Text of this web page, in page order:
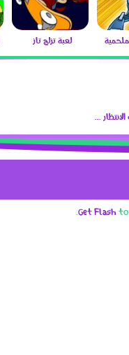
لعبة تزلج تاز
...
Get Flash